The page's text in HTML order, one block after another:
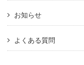
お知らせ
よくある質問